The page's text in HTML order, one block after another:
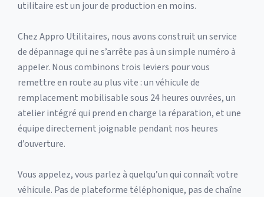
utilitaire est un jour de production en moins.
Chez Appro Utilitaires, nous avons construit un service
de dépannage qui ne s’arrête pas à un simple numéro à
appeler. Nous combinons trois leviers pour vous
remettre en route au plus vite : un véhicule de
remplacement mobilisable sous 24 heures ouvrées, un
atelier intégré qui prend en charge la réparation, et une
équipe directement joignable pendant nos heures
d’ouverture.
Vous appelez, vous parlez à quelqu’un qui connaît votre
véhicule. Pas de plateforme téléphonique, pas de chaîne